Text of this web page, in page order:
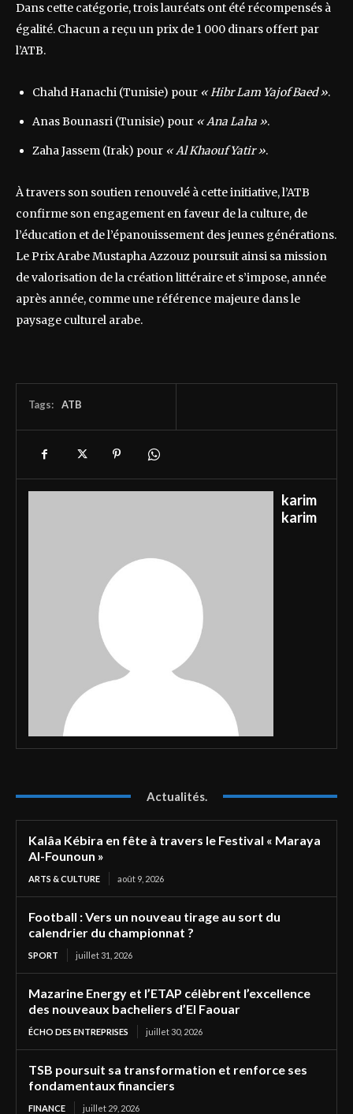
Dans cette catégorie, trois lauréats ont été récompensés à
égalité. Chacun a reçu un prix de 1 000 dinars offert par
l’ATB.
Chahd Hanachi (Tunisie) pour « Hibr Lam Yajof Baed ».
Anas Bounasri (Tunisie) pour « Ana Laha ».
Zaha Jassem (Irak) pour « Al Khaouf Yatir ».
À travers son soutien renouvelé à cette initiative, l’ATB
confirme son engagement en faveur de la culture, de
l’éducation et de l’épanouissement des jeunes générations.
Le Prix Arabe Mustapha Azzouz poursuit ainsi sa mission
de valorisation de la création littéraire et s’impose, année
après année, comme une référence majeure dans le
paysage culturel arabe.
Tags: ATB
karim
karim
Actualités.
Kalâa Kébira en fête à travers le Festival « Maraya
Al-Founoun »
ARTS & CULTURE août 9, 2026
Football : Vers un nouveau tirage au sort du
calendrier du championnat ?
SPORT juillet 31, 2026
Mazarine Energy et l’ETAP célèbrent l’excellence
des nouveaux bacheliers d’El Faouar
ÉCHO DES ENTREPRISES juillet 30, 2026
TSB poursuit sa transformation et renforce ses
fondamentaux financiers
FINANCE juillet 29, 2026